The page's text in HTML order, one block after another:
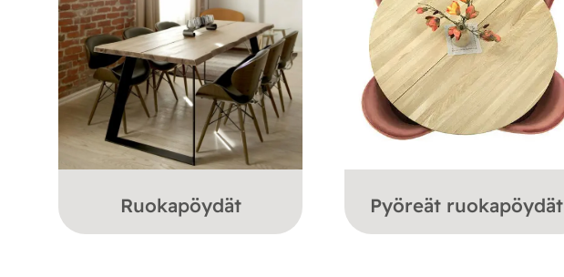
Ruokapöydät Pyöreät ruokapöydät